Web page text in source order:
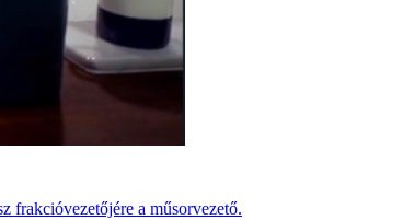
frakcióvezetőjére a műsorvezető.